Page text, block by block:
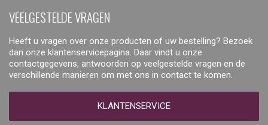
VEELGESTELDE VRAGEN
Heeft u vragen over onze producten of uw bestelling? Bezoek
dan onze klantenservicepagina. Daar vindt u onze
contactgegevens, antwoorden op veelgestelde vragen en de
verschillende manieren om met ons in contact te komen.
KLANTENSERVICE